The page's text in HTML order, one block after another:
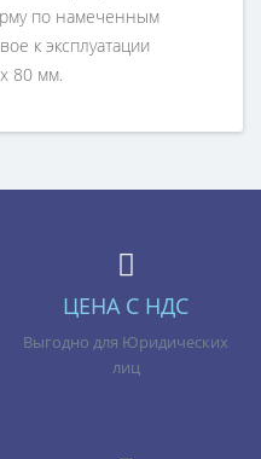
по намеченным
к эксплуатации
80 мм.
ЦЕНА С НДС
Выгодно для Юридических
лиц